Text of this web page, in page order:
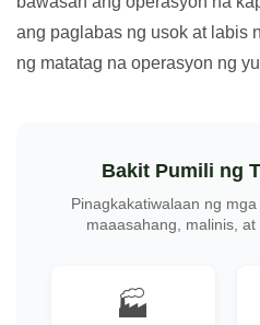
ang paglabas ng usok at labis
ng matatag na operasyon ng
Bakit Pumili ng
Pinagkakatiwalaan ng
maaasahang, malinis,
🏭